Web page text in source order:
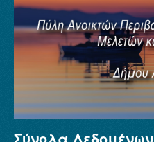
Σύνολα Δεδομένων
Σύνολα Δεδομένων